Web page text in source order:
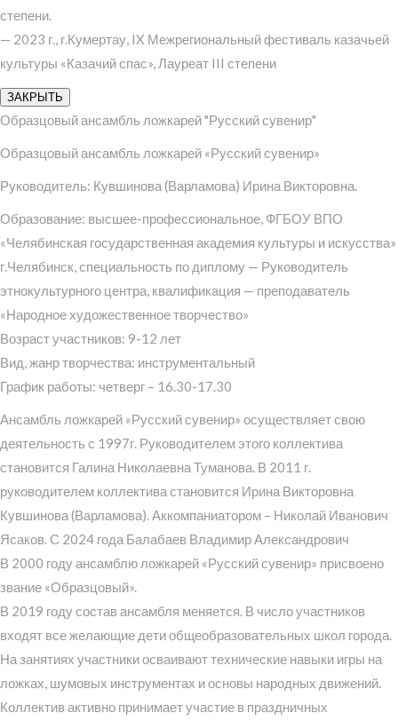
степени.
— 2023 г., г.Кумертау, IX Межрегиональный фестиваль казачьей
культуры «Казачий спас», Лауреат III степени
ЗАКРЫТЬ
Образцовый ансамбль ложкарей "Русский сувенир"
Образцовый ансамбль ложкарей «Русский сувенир»
Руководитель: Кувшинова (Варламова) Ирина Викторовна.
Образование: высшее-профессиональное, ФГБОУ ВПО
«Челябинская государственная академия культуры и искусства»
г.Челябинск, специальность по диплому — Руководитель
этнокультурного центра, квалификация — преподаватель
«Народное художественное творчество»
Возраст участников: 9-12 лет
Вид, жанр творчества: инструментальный
График работы: четверг – 16.30-17.30
Ансамбль ложкарей «Русский сувенир» осуществляет свою
деятельность с 1997г. Руководителем этого коллектива
становится Галина Николаевна Туманова. В 2011 г.
руководителем коллектива становится Ирина Викторовна
Кувшинова (Варламова). Аккомпаниатором – Николай Иванович
Ясаков. С 2024 года Балабаев Владимир Александрович
В 2000 году ансамблю ложкарей «Русский сувенир» присвоено
звание «Образцовый».
В 2019 году состав ансамбля меняется. В число участников
входят все желающие дети общеобразовательных школ города.
На занятиях участники осваивают технические навыки игры на
ложках, шумовых инструментах и основы народных движений.
Коллектив активно принимает участие в праздничных